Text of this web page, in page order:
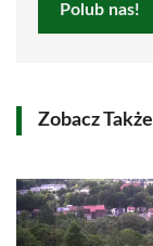
Polub nas!
Zobacz Także